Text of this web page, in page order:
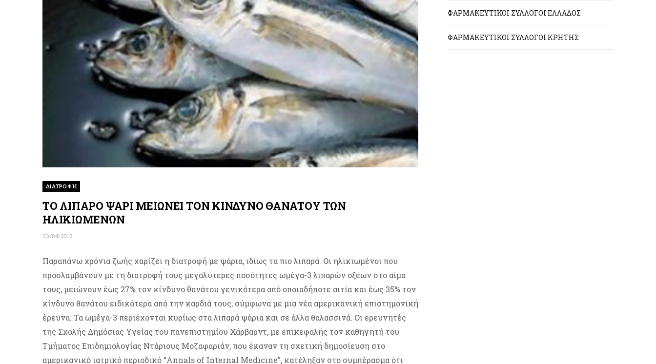
ΔΙΑΤΡΟΦΉ
ΤΟ ΛΙΠΑΡΟ ΨΑΡΙ ΜΕΙΩΝΕΙ ΤΟΝ ΚΙΝΔΥΝΟ ΘΑΝΑΤΟΥ ΤΩΝ
ΗΛΙΚΙΩΜΕΝΩΝ
03/04/2013
Παραπάνω χρόνια ζωής χαρίζει η διατροφή με ψάρια, ιδίως τα πιο λιπαρά. Οι ηλικιωμένοι που
προσλαμβάνουν με τη διατροφή τους μεγαλύτερες ποσότητες ωμέγα-3 λιπαρών οξέων στο αίμα
τους, μειώνουν έως 27% τον κίνδυνο θανάτου γενικότερα από οποιαδήποτε αιτία και έως 35% τον
κίνδυνο θανάτου ειδικότερα από την καρδιά τους, σύμφωνα με μια νέα αμερικανική επιστημονική
έρευνα. Τα ωμέγα-3 περιέχονται κυρίως στα λιπαρά ψάρια και σε άλλα θαλασσινά. Οι ερευνητές
της Σχολής Δημόσιας Υγείας του πανεπιστημίου Χάρβαρντ, με επικεφαλής τον καθηγητή του
Τμήματος Επιδημιολογίας Ντάριους Μοζαφαριάν, που έκαναν τη σχετική δημοσίευση στο
αμερικανικό ιατρικό περιοδικό “Annals of Internal Medicine”, κατέληξαν στο συμπέρασμα ότι
ΦΑΡΜΑΚΕΥΤΙΚΟΙ ΣΥΛΛΟΓΟΙ ΕΛΛΑΔΟΣ
ΦΑΡΜΑΚΕΥΤΙΚΟΙ ΣΥΛΛΟΓΟΙ ΚΡΗΤΗΣ